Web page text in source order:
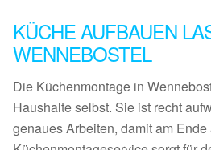
KÜCHE AUFBAUEN
WENNEBOSTEL
Die Küchenmontage in
Haushalte selbst. Sie ist recht
genaues Arbeiten, damit am